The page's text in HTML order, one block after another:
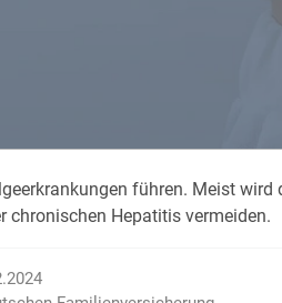
2025
Packliste
Portugal
führen. Meist
chronischen Hepatitis vermeiden.